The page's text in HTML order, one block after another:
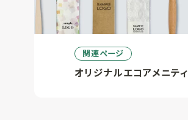
関連ページ
オリジナルエコアメニティ